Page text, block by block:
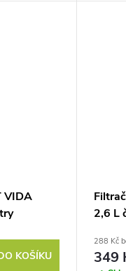
VIDA
KOŠÍKU
2,6 L
288 Kč
349